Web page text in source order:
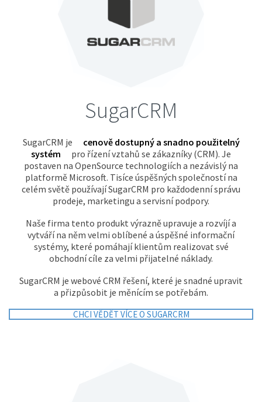
SugarCRM
SugarCRM je
cenově dostupný a snadno použitelný
systém
pro řízení vztahů se zákazníky (CRM). Je
postaven na OpenSource technologiích a nezávislý na
platformě Microsoft. Tisíce úspěšných společností na
celém světě používají SugarCRM pro každodenní správu
prodeje, marketingu a servisní podpory.
Naše firma tento produkt výrazně upravuje a rozvíjí a
vytváří na něm velmi oblíbené a úspěšné informační
systémy, které pomáhají klientům realizovat své
obchodní cíle za velmi přijatelné náklady.
SugarCRM je webové CRM řešení, které je snadné upravit
a přizpůsobit je měnícím se potřebám.
CHCI VĚDĚT VÍCE O SUGARCRM